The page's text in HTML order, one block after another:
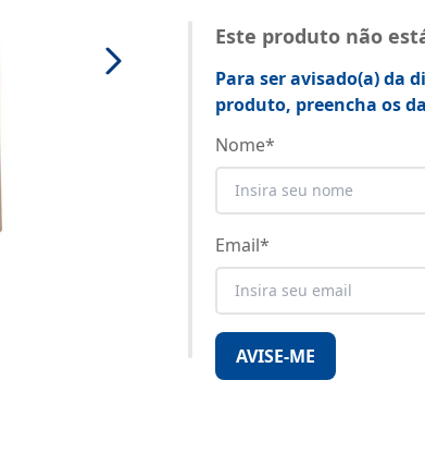
Este produto não
Para ser avisado(a) da
produto, preencha os
Nome*
Email*
AVISE-ME